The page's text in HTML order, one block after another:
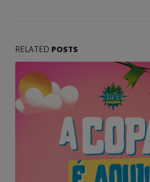
RELATED POSTS